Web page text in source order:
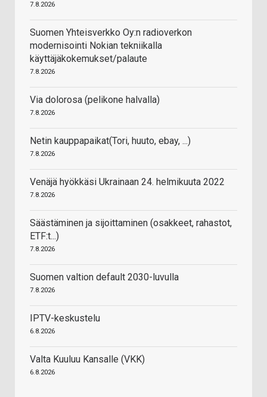
7.8.2026
Suomen Yhteisverkko Oy:n radioverkon
modernisointi Nokian tekniikalla
käyttäjäkokemukset/palaute
7.8.2026
Via dolorosa (pelikone halvalla)
7.8.2026
Netin kauppapaikat(Tori, huuto, ebay, ...)
7.8.2026
Venäjä hyökkäsi Ukrainaan 24. helmikuuta 2022
7.8.2026
Säästäminen ja sijoittaminen (osakkeet, rahastot,
ETF:t...)
7.8.2026
Suomen valtion default 2030-luvulla
7.8.2026
IPTV-keskustelu
6.8.2026
Valta Kuuluu Kansalle (VKK)
6.8.2026